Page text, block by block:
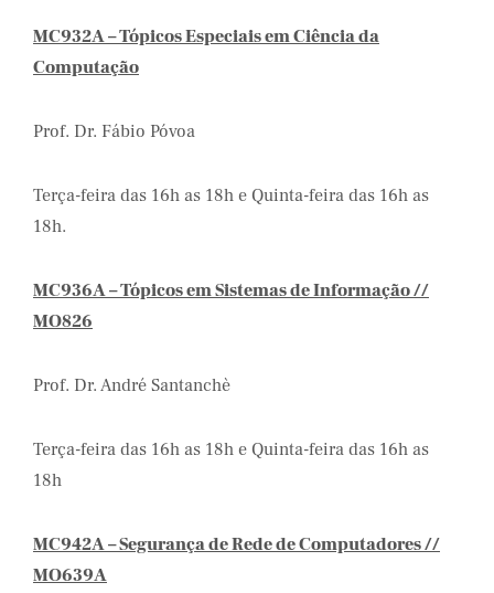
MC932A – Tópicos Especiais em Ciência da
Computação
Prof. Dr. Fábio Póvoa
Terça-feira das 16h as 18h e Quinta-feira das 16h as
18h.
MC936A – Tópicos em Sistemas de Informação //
MO826
Prof. Dr. André Santanchè
Terça-feira das 16h as 18h e Quinta-feira das 16h as
18h
MC942A – Segurança de Rede de Computadores //
MO639A